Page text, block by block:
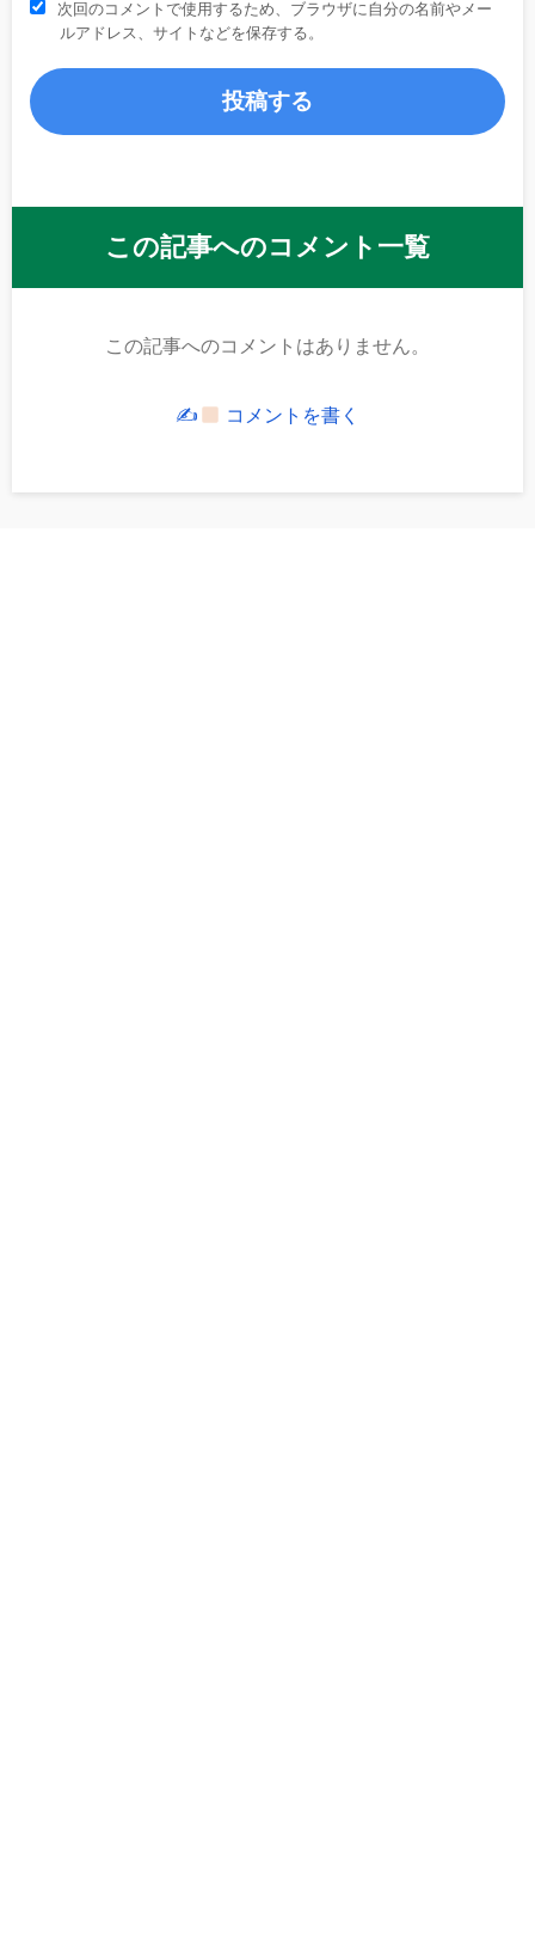
次回のコメントで使用するため、ブラウザに自分の名前やメー
ルアドレス、サイトなどを保存する。
この記事へのコメント一覧
この記事へのコメントはありません。
✍ コメントを書く